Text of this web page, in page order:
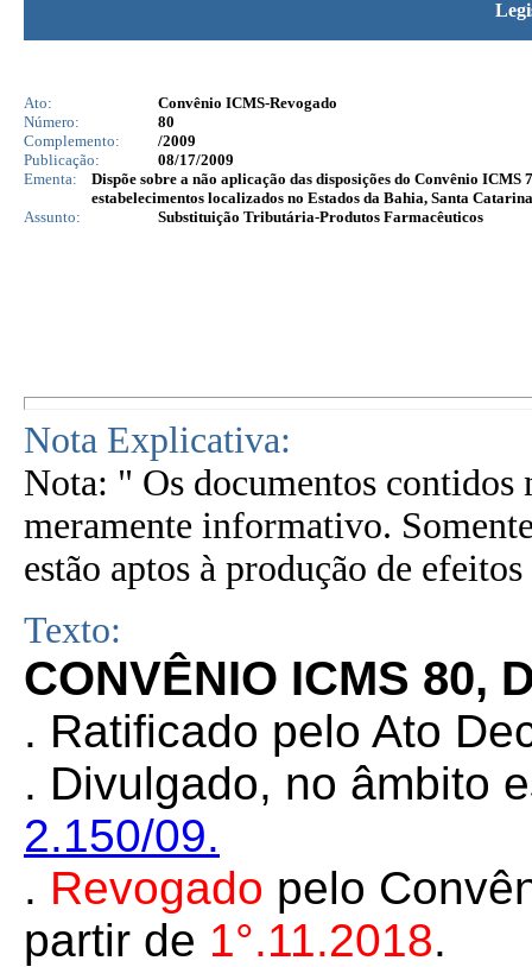
Ato:
Convênio ICMS-Revogado
Número:
80
Complemento:
/2009
Publicação:
08/17/2009
Ementa:
Dispõe sobre a não aplicação das disposições do Convênio
estabelecimentos localizados no Estados da Bahia, Santa
Assunto:
Substituição Tributária-Produtos Farmacêuticos
Nota Explicativa:
Nota: " Os documentos contidos
meramente informativo.
estão aptos à produção de
Texto:
CONVÊNIO ICMS 80,
. Ratificado pelo Ato
. Divulgado, no âmbito
2.150/09.
. Revogado pelo
partir de 1°.11.2018.